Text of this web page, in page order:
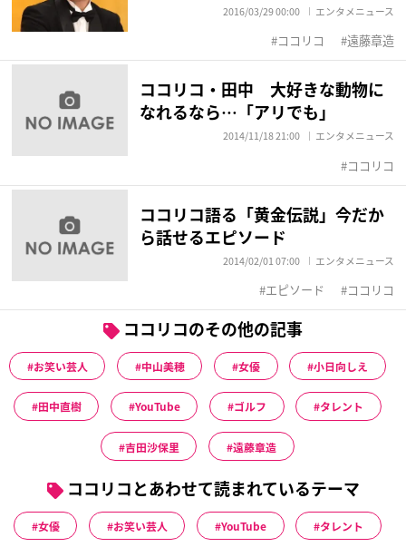
2016/03/29 00:00 エンタメニュース
ココリコ 遠藤章造
ココリコ・田中 大好きな動物に
なれるなら…「アリでも」
2014/11/18 21:00 エンタメニュース
ココリコ
ココリコ語る「黄金伝説」今だか
ら話せるエピソード
2014/02/01 07:00 エンタメニュース
エピソード ココリコ
ココリコのその他の記事
お笑い芸人 中山美穂 女優 小日向しえ
田中直樹 YouTube ゴルフ タレント
吉田沙保里 遠藤章造
ココリコとあわせて読まれているテーマ
女優 お笑い芸人 YouTube タレント